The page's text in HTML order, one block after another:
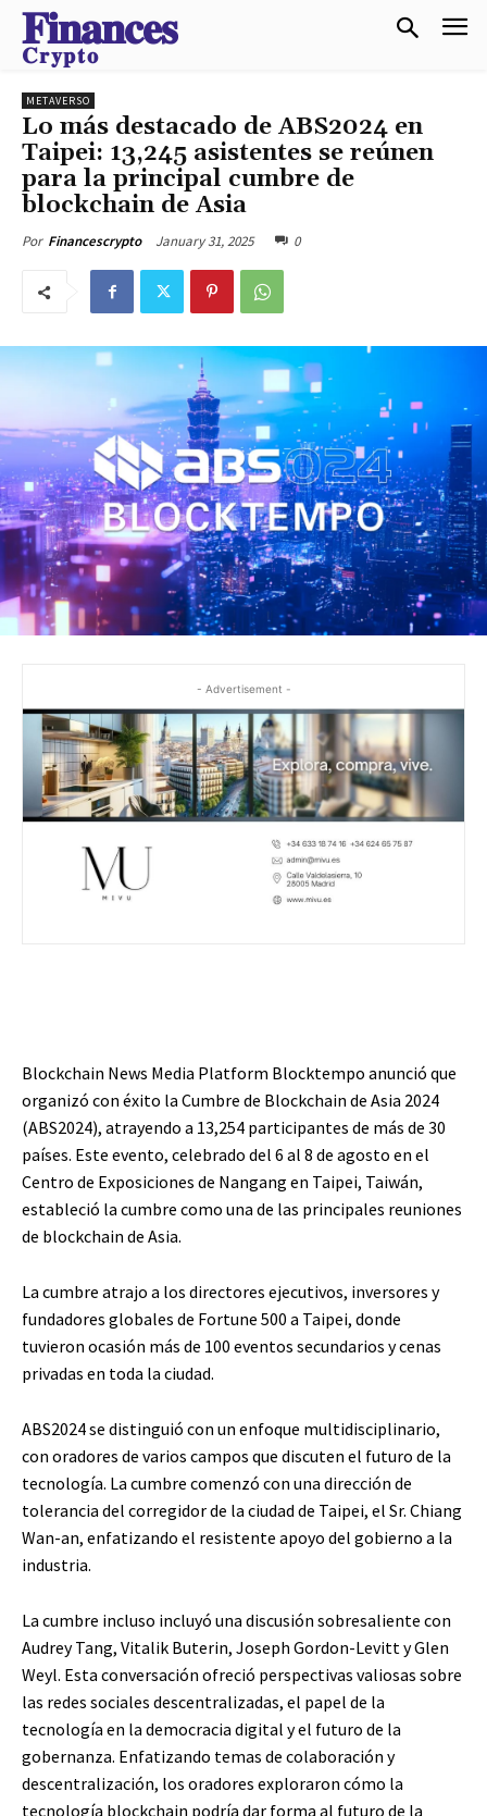
𝐅𝐢𝐧𝐚𝐧𝐜𝐞𝐬
𝐂𝐫𝐲𝐩𝐭𝐨
METAVERSO
Lo más destacado de ABS2024 en
Taipei: 13,245 asistentes se reúnen
para la principal cumbre de
blockchain de Asia
Por Financescrypto January 31, 2025 0
- Advertisement -
Blockchain News Media Platform Blocktempo anunció que
organizó con éxito la Cumbre de Blockchain de Asia 2024
(ABS2024), atrayendo a 13,254 participantes de más de 30
países. Este evento, celebrado del 6 al 8 de agosto en el
Centro de Exposiciones de Nangang en Taipei, Taiwán,
estableció la cumbre como una de las principales reuniones
de blockchain de Asia.
La cumbre atrajo a los directores ejecutivos, inversores y
fundadores globales de Fortune 500 a Taipei, donde
tuvieron ocasión más de 100 eventos secundarios y cenas
privadas en toda la ciudad.
ABS2024 se distinguió con un enfoque multidisciplinario,
con oradores de varios campos que discuten el futuro de la
tecnología. La cumbre comenzó con una dirección de
tolerancia del corregidor de la ciudad de Taipei, el Sr. Chiang
Wan-an, enfatizando el resistente apoyo del gobierno a la
industria.
La cumbre incluso incluyó una discusión sobresaliente con
Audrey Tang, Vitalik Buterin, Joseph Gordon-Levitt y Glen
Weyl. Esta conversación ofreció perspectivas valiosas sobre
las redes sociales descentralizadas, el papel de la
tecnología en la democracia digital y el futuro de la
gobernanza. Enfatizando temas de colaboración y
descentralización, los oradores exploraron cómo la
tecnología blockchain podría dar forma al futuro de la